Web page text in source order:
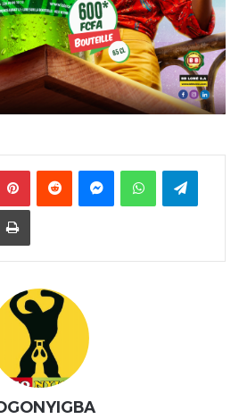
PinterestReddit MessengerWhatsAppTelegram
email Imprimer